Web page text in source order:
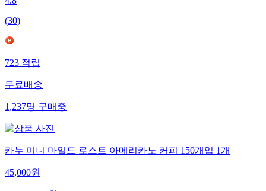
4.8
(30)
723적립
무료배송
1,237명구매중
카누 미니 마일드 로스트 아메리카노 커피 150개입 1개
45,000원